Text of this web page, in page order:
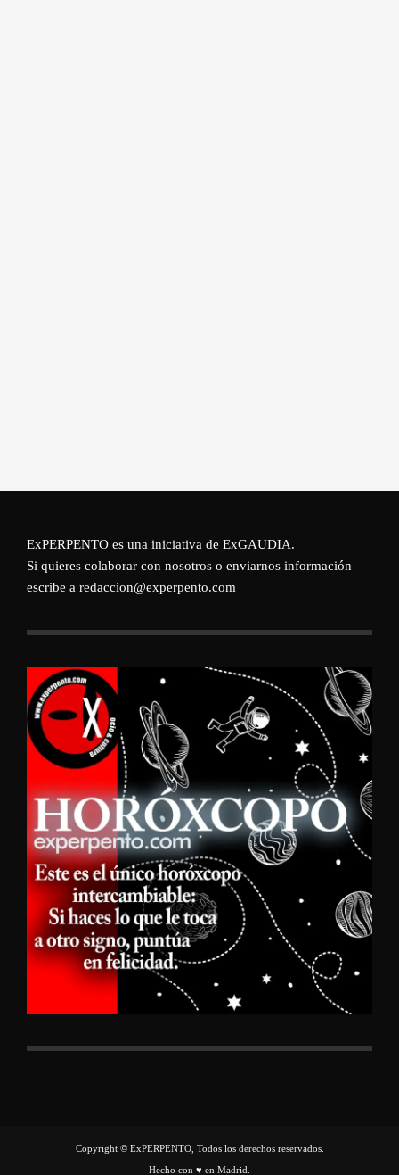
ExPERPENTO es una iniciativa de ExGAUDIA.
Si quieres colaborar con nosotros o enviarnos información
escribe a redaccion@experpento.com
Copyright © ExPERPENTO, Todos los derechos reservados.
Hecho con ♥ en Madrid.